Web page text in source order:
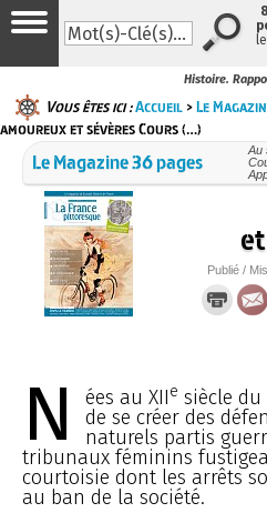
Histoire.
Vous êtes ici :Accueil >Le
amoureux et sévères Cours (…)
Le Magazine 36 pages
Au
Publié /
N ées au XIIe siècle
de se créer des
naturels partis
tribunaux féminins
courtoisie dont les arrêts
au ban de la société.